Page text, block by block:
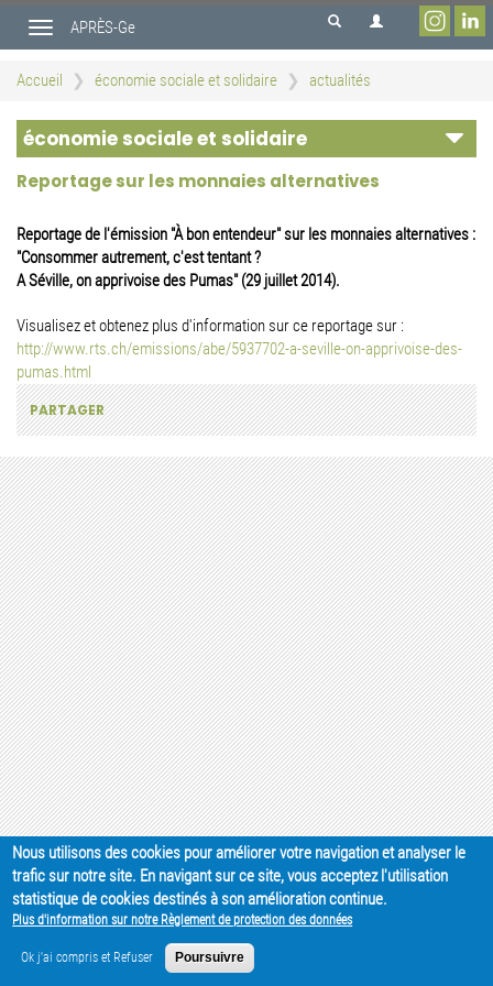
contenu
Toggle
navigation
APRÈS-Ge
Accueil économie sociale et solidaire actualités
économie sociale et solidaire
Reportage sur les monnaies alternatives
Reportage de l'émission "À bon entendeur" sur les monnaies alternatives :
"Consommer autrement, c'est tentant ?
A Séville, on apprivoise des Pumas" (29 juillet 2014).
Visualisez et obtenez plus d'information sur ce reportage sur :
http://www.rts.ch/emissions/abe/5937702-a-seville-on-apprivoise-des-
pumas.html
PARTAGER
Nous utilisons des cookies pour améliorer votre navigation et analyser le
trafic sur notre site. En navigant sur ce site, vous acceptez l'utilisation
statistique de cookies destinés à son amélioration continue.
Plus d'information sur notre Règlement de protection des données
Ok j'ai compris et Refuser Poursuivre